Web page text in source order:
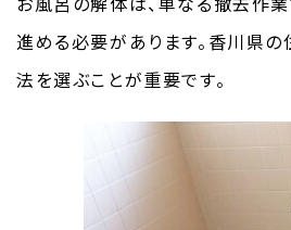
進める必要があります。香川県
法を選ぶことが重要です。